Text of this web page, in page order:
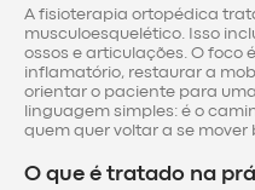
A fisioterapia ortopédica
musculoesquelético. Isso
ossos e articulações. O foco
inflamatório, restaurar a
orientar o paciente para
linguagem simples: é o
quem quer voltar a se mover
O que é tratado na